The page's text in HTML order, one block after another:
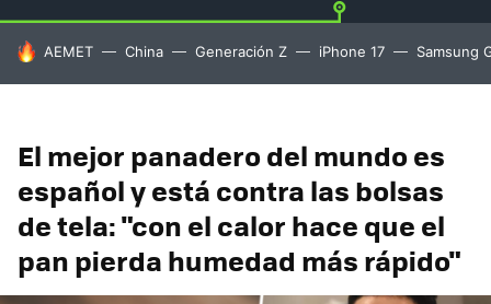
HOY SE HABLA DE
AEMET China Generación Z iPhone 17 Samsung
El mejor panadero del mundo es
español y está contra las bolsas
de tela: "con el calor hace que el
pan pierda humedad más rápido"